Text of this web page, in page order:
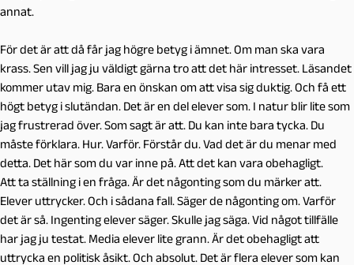
annat.
För det är att då får jag högre betyg i ämnet. Om man ska vara
krass. Sen vill jag ju väldigt gärna tro att det här intresset. Läsandet
kommer utav mig. Bara en önskan om att visa sig duktig. Och få ett
högt betyg i slutändan. Det är en del elever som. I natur blir lite som
jag frustrerad över. Som sagt är att. Du kan inte bara tycka. Du
måste förklara. Hur. Varför. Förstår du. Vad det är du menar med
detta. Det här som du var inne på. Att det kan vara obehagligt.
Att ta ställning i en fråga. Är det någonting som du märker att.
Elever uttrycker. Och i sådana fall. Säger de någonting om. Varför
det är så. Ingenting elever säger. Skulle jag säga. Vid något tillfälle
har jag ju testat. Media elever lite grann. Är det obehagligt att
uttrycka en politisk åsikt. Och absolut. Det är flera elever som kan